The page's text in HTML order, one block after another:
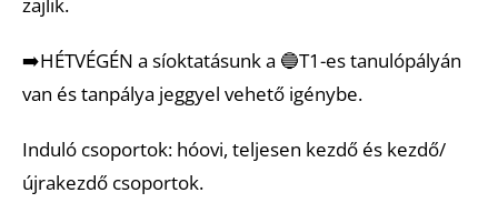
➡️HÉTVÉGÉN a síoktatásunk a 🔵T1-es tanulópályán
van és tanpálya jeggyel vehető igénybe.
Induló csoportok: hóovi, teljesen kezdő és kezdő/
újrakezdő csoportok.